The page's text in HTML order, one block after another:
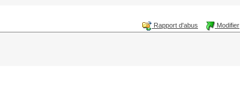
Rapport d'abus Modifier